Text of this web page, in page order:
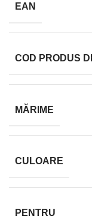
EAN
COD PRODUS
MĂRIME
CULOARE
PENTRU